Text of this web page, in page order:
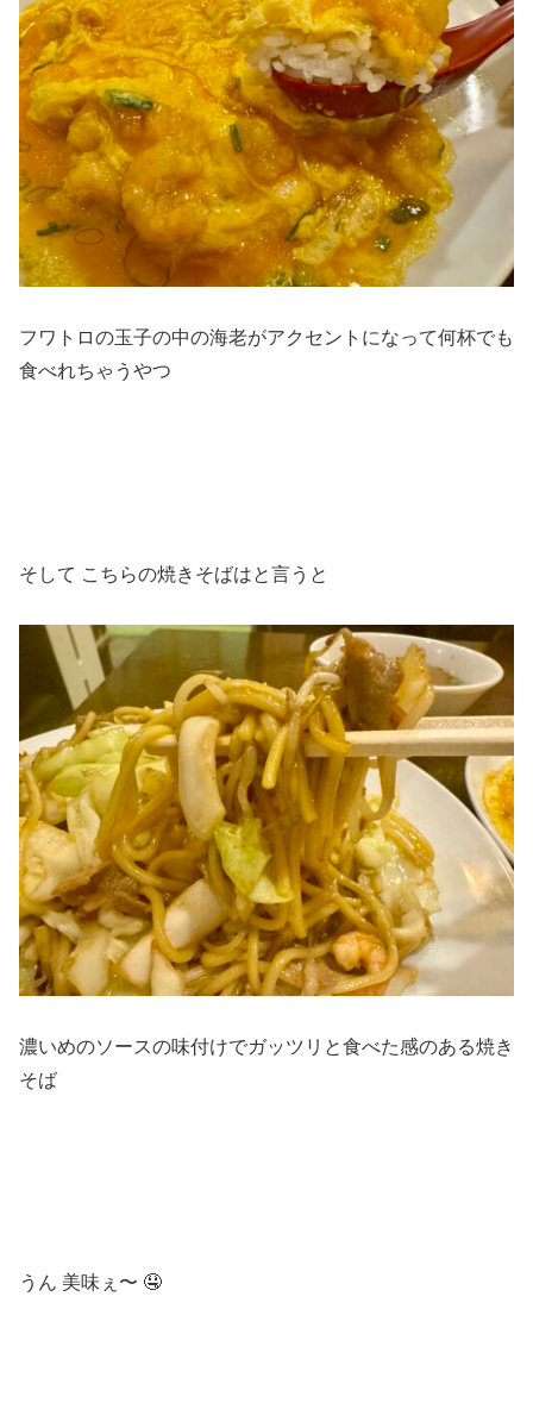
フワトロの玉子の中の海老がアクセントになって何杯でも
食べれちゃうやつ
そして こちらの焼きそばはと言うと
濃いめのソースの味付けでガッツリと食べた感のある焼き
そば
うん 美味ぇ〜 🤤